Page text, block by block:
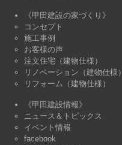
《甲田建設の家づくり》
コンセプト
施工事例
お客様の声
注文住宅（建物仕様）
リノベーション（建物仕様）
リフォーム（建物仕様）
《甲田建設情報》
ニュース＆トピックス
イベント情報
facebook